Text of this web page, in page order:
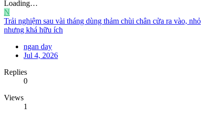
Loading…
N
Trải nghiệm sau vài tháng dùng thảm chùi chân cửa ra vào, nhỏ
nhưng khá hữu ích
ngan day
Jul 4, 2026
Replies
0
Views
1